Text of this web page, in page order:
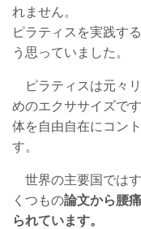
れません。
ピラティスを実践す
う思っていました。
ピラティスは元々
めのエクササイズで
体を自由自在にコン
す。
世界の主要国では
くつもの論文から腰
られています。